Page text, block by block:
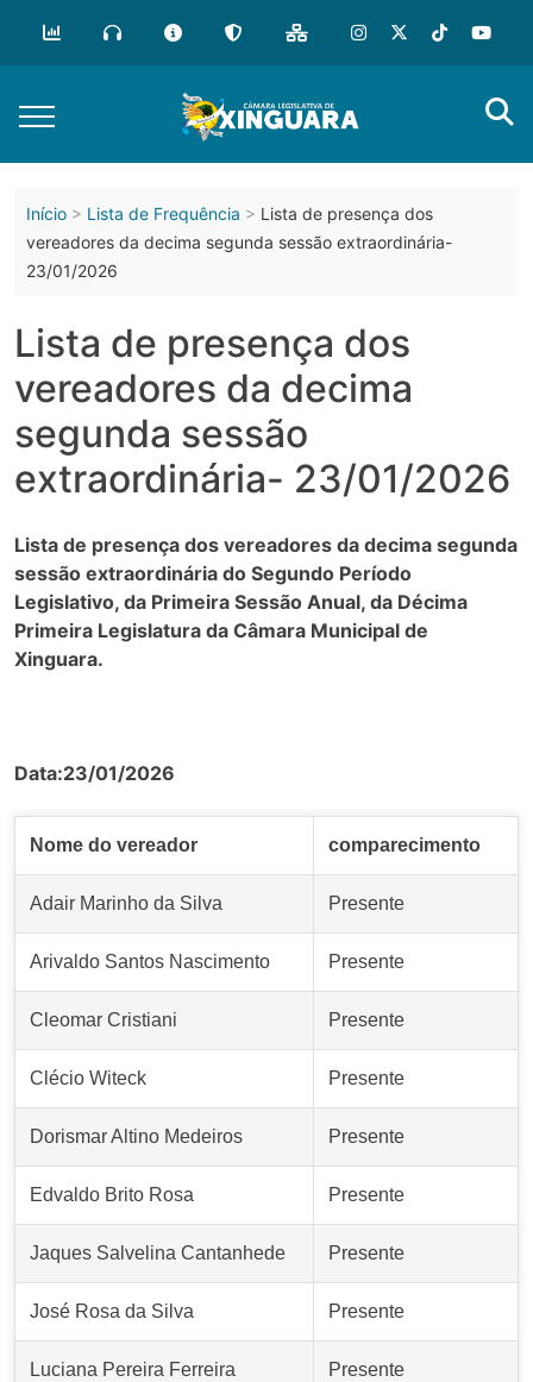
conteúdo
Início Lista de Frequência
Lista de presença dos
vereadores da decima segunda sessão extraordinária-
23/01/2026
Lista de presença dos
vereadores da decima
segunda sessão
extraordinária- 23/01/2026
Lista de presença dos vereadores da decima segunda
sessão extraordinária do Segundo Período
Legislativo, da Primeira Sessão Anual, da Décima
Primeira Legislatura da Câmara Municipal de
Xinguara.
Data:23/01/2026
Nome do vereador comparecimento
Adair Marinho da Silva Presente
Arivaldo Santos Nascimento Presente
Cleomar Cristiani Presente
Clécio Witeck Presente
Dorismar Altino Medeiros Presente
Edvaldo Brito Rosa Presente
Jaques Salvelina Cantanhede Presente
José Rosa da Silva Presente
Luciana Pereira Ferreira Presente